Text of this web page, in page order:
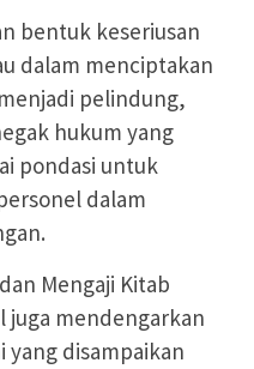
bentuk keseriusan
dalam menciptakan
pelindung,
hukum yang
pondasi untuk
dalam
Mengaji Kitab
juga mendengarkan
yang disampaikan